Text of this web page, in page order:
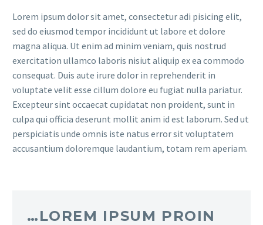
Lorem ipsum dolor sit amet, consectetur adi pisicing elit,
sed do eiusmod tempor incididunt ut labore et dolore
magna aliqua. Ut enim ad minim veniam, quis nostrud
exercitation ullamco laboris nisiut aliquip ex ea commodo
consequat. Duis aute irure dolor in reprehenderit in
voluptate velit esse cillum dolore eu fugiat nulla pariatur.
Excepteur sint occaecat cupidatat non proident, sunt in
culpa qui officia deserunt mollit anim id est laborum. Sed ut
perspiciatis unde omnis iste natus error sit voluptatem
accusantium doloremque laudantium, totam rem aperiam.
…LOREM IPSUM PROIN